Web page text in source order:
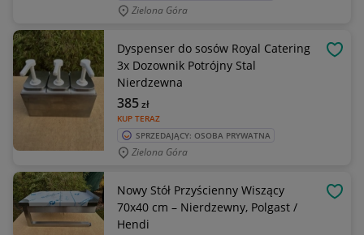
Zielona Góra
Dyspenser do sosów Royal Catering
3x Dozownik Potrójny Stal
Nierdzewna
KUP TERAZ
385zł
SPRZEDAJĄCY: OSOBA PRYWATNA
Zielona Góra
Nowy Stół Przyścienny Wiszący
70x40 cm – Nierdzewny, Polgast /
Hendi